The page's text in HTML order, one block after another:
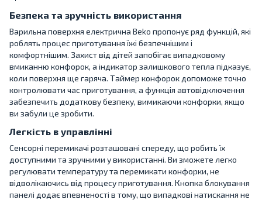
Безпека та зручність використання
Варильна поверхня електрична Beko пропонує ряд функцій, які
роблять процес приготування їжі безпечнішим і
комфортнішим. Захист від дітей запобігає випадковому
вмиканню конфорок, а індикатор залишкового тепла підказує,
коли поверхня ще гаряча. Таймер конфорок допоможе точно
контролювати час приготування, а функція автовідключення
забезпечить додаткову безпеку, вимикаючи конфорки, якщо
ви забули це зробити.
Легкість в управлінні
Сенсорні перемикачі розташовані спереду, що робить їх
доступними та зручними у використанні. Ви зможете легко
регулювати температуру та перемикати конфорки, не
відволікаючись від процесу приготування. Кнопка блокування
панелі додає впевненості в тому, що випадкові натискання не